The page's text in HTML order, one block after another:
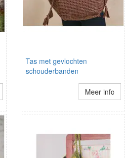
Tas met gevlochten
schouderbanden
Meer info